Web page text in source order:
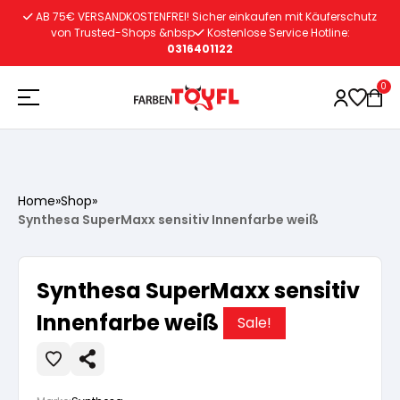
Wasserlösliche Grundierung
Lösemittelhältige Grundierung
Vorbereitung
Wasserlösliche Grundierung
Autoreparatur
Vorbereitung
Innenfarben
AB 75€ VERSANDKOSTENFREI! Sicher einkaufen mit Käuferschutz
von Trusted-Shops &nbsp
Kostenlose Service Hotline:
0316401122
0
Home»Shop»
Synthesa SuperMaxx sensitiv Innenfarbe weiß
Synthesa SuperMaxx sensitiv
Innenfarbe weiß
Sale!